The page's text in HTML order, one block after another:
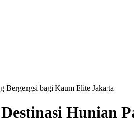
Bergengsi bagi Kaum Elite Jakarta
Hunian